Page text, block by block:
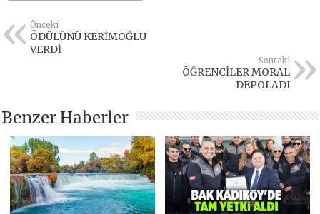
Önceki
ÖDÜLÜNÜ KERİMOĞLU
VERDİ
Sonraki
ÖĞRENCİLER MORAL
DEPOLADI
Benzer Haberler